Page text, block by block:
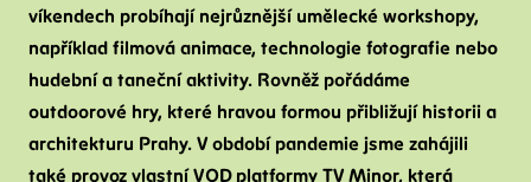
víkendech probíhají nejrůznější umělecké workshopy,
například filmová animace, technologie fotografie nebo
hudební a taneční aktivity. Rovněž pořádáme
outdoorové hry, které hravou formou přibližují historii a
architekturu Prahy. V období pandemie jsme zahájili
také provoz vlastní VOD platformy TV Minor, která